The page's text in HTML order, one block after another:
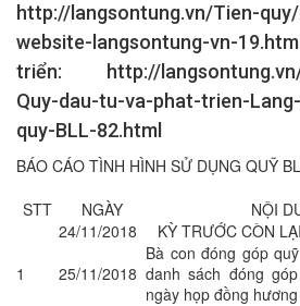
http://langsontung.vn/Tien-
website-langsontung-vn-
triển: http://langsontung.vn/
Quy-dau-tu-va-phat-trien-
quy-BLL-82.html
BÁO CÁO TÌNH HÌNH SỬ DỤNG QUỸ
STT
NGÀY NỘI
24/11/2018
KỲ TRƯỚC CÒN
1
25/11/2018
Bà con đóng góp
danh sách đóng
ngày họp đồng